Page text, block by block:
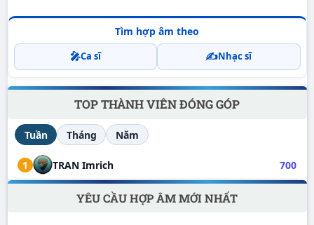
Tìm hợp âm theo
🎤Ca sĩ ✍️Nhạc sĩ
TOP THÀNH VIÊN ĐÓNG GÓP
Tuần Tháng Năm
1 TRAN Imrich 700
YÊU CẦU HỢP ÂM MỚI NHẤT